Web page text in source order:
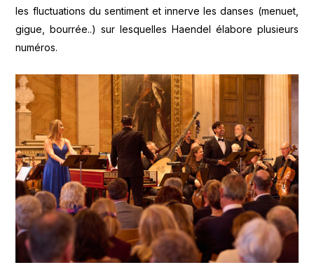
les fluctuations du sentiment et innerve les danses (menuet,
gigue, bourrée..) sur lesquelles Haendel élabore plusieurs
numéros.